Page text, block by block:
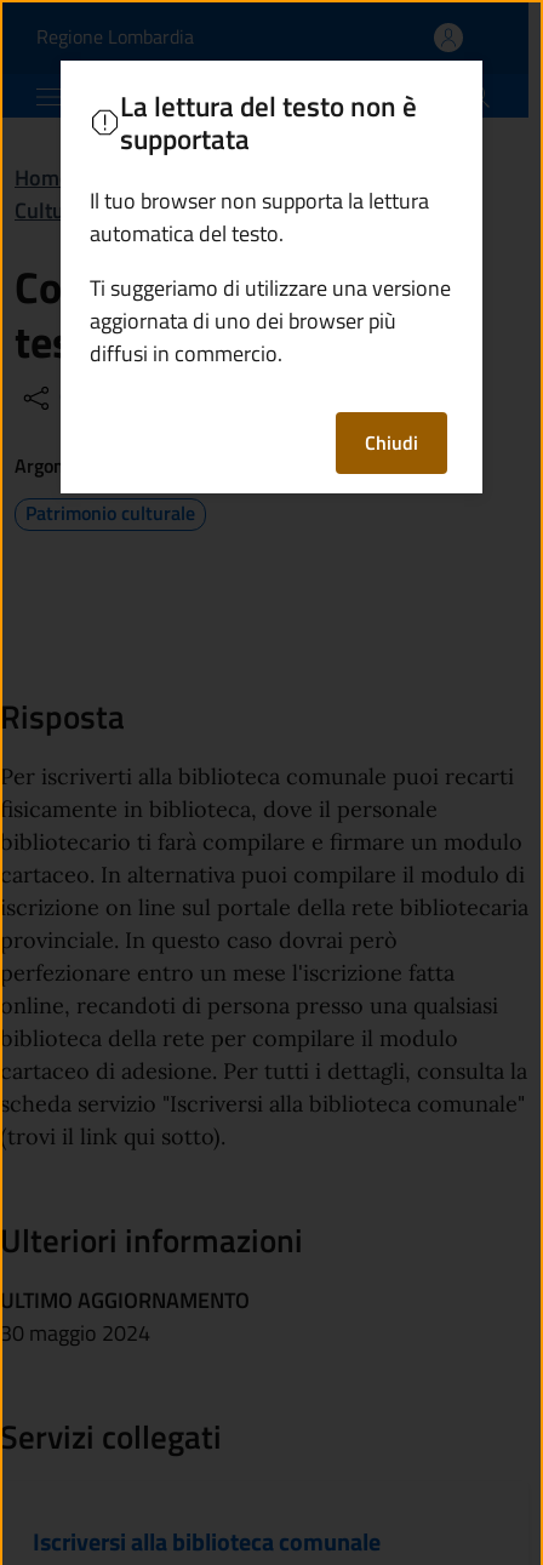
Come posso avere la
Regione Lombardia(apre in un'altra scheda).
Comune di Berzo Inferiore
Home
Cultura e tempo libero
Come posso avere la
tessera della biblioteca?
La lettura del testo non è
supportata
Il tuo browser non supporta la lettura
automatica del testo.
Ti suggeriamo di utilizzare una versione
aggiornata di uno dei browser più
diffusi in commercio.
Chiudi
Argomenti
Patrimonio culturale
Risposta
Per iscriverti alla biblioteca comunale puoi recarti
fisicamente in biblioteca, dove il personale
bibliotecario ti farà compilare e firmare un modulo
cartaceo. In alternativa puoi compilare il modulo di
iscrizione on line sul portale della rete bibliotecaria
provinciale. In questo caso dovrai però
perfezionare entro un mese l'iscrizione fatta
online, recandoti di persona presso una qualsiasi
biblioteca della rete per compilare il modulo
cartaceo di adesione. Per tutti i dettagli, consulta la
scheda servizio "Iscriversi alla biblioteca comunale"
(trovi il link qui sotto).
Ulteriori informazioni
ULTIMO AGGIORNAMENTO
30 maggio 2024
Servizi collegati
Iscriversi alla biblioteca comunale